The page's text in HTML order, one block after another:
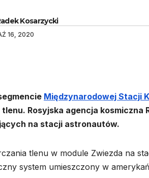
Kosarzycki
16, 2020
Międzynarodowej Stacji
Rosyjska agencja kosmiczna
na stacji astronautów.
tlenu w module Zwiezda na
system umieszczony w